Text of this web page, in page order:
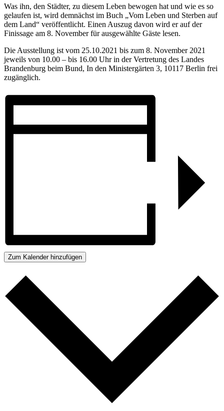
Was ihn, den Städter, zu diesem Leben bewogen hat und wie es so
gelaufen ist, wird demnächst im Buch „Vom Leben und Sterben auf
dem Land“ veröffentlicht. Einen Auszug davon wird er auf der
Finissage am 8. November für ausgewählte Gäste lesen.
Die Ausstellung ist vom 25.10.2021 bis zum 8. November 2021
jeweils von 10.00 – bis 16.00 Uhr in der Vertretung des Landes
Brandenburg beim Bund, In den Ministergärten 3, 10117 Berlin frei
zugänglich.
Zum Kalender hinzufügen